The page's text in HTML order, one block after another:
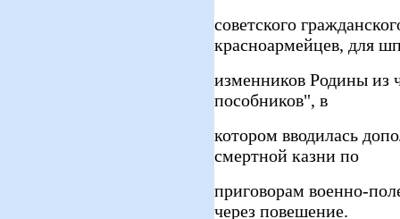
советского
красноармейцев, для
изменников Родины из
пособников", в
котором вводилась
смертной казни по
приговорам военно-
через повешение.